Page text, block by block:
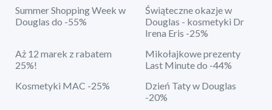
Summer Shopping Week w
Douglas do -55%
Świąteczne okazje w
Douglas - kosmetyki Dr
Irena Eris -25%
Aż 12 marek z rabatem
25%!
Mikołajkowe prezenty
Last Minute do -44%
Kosmetyki MAC -25%
Dzień Taty w Douglas
-20%